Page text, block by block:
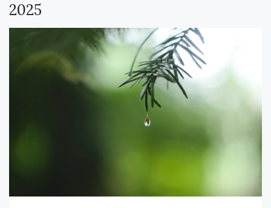
2025